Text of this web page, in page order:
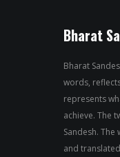
Bharat
Bharat
words,
represents
achieve. The
Sandesh.
and translated